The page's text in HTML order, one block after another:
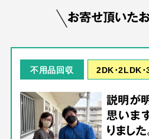
お寄せ頂いた
不用品回収 2DK･2LDK･
説明が
思いま
りました